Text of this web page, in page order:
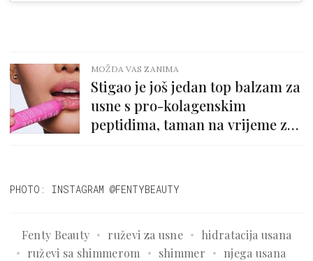
MOŽDA VAS ZANIMA
Stigao je još jedan top balzam za
usne s pro-kolagenskim
peptidima, taman na vrijeme za
PHOTO: INSTAGRAM @FENTYBEAUTY
Fenty Beauty ruževi za usne
hidratacija usana
ruževi sa shimmerom
shimmer
njega usana